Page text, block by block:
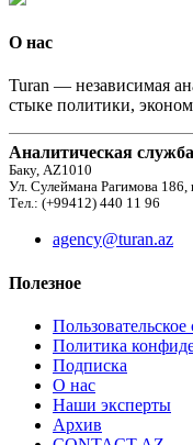
О нас
Turan — независимая
стыке политики,
Аналитическая
Баку, AZ1010
Ул. Сулеймана Рагимова 186,
Тел.: (+99412) 440 11 96
agency@turan.az
Полезное
Политика
Подписка
О нас
Наши эксперты
Архив